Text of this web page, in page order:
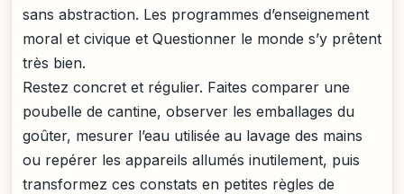
sans abstraction. Les programmes d’enseignement
moral et civique et Questionner le monde s’y prêtent
très bien.
Restez concret et régulier. Faites comparer une
poubelle de cantine, observer les emballages du
goûter, mesurer l’eau utilisée au lavage des mains
ou repérer les appareils allumés inutilement, puis
transformez ces constats en petites règles de